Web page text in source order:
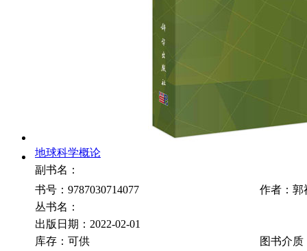
地球科学概论
副书名：
书号：9787030714077
作者：郭
丛书名：
出版日期：2022-02-01
库存：可供
图书介质